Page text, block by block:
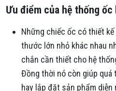
Ưu điểm của hệ thống
Những chiếc ốc có thiết
thước lớn nhỏ khác nhau
chắn cần thiết cho hệ
Đồng thời nó còn giúp quá
hay lắp đặt sản phẩm diễn